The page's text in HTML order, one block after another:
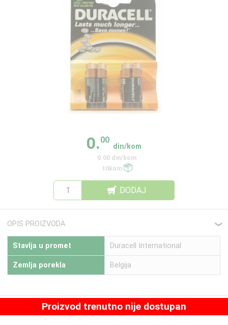
0.00
din/kom
0.00 din/kom
10kom
DODAJ
OPIS PROIZVODA ❮
Stavlja u promet Duracell International
Zemlja porekla Belgija
Proizvod trenutno nije dostupan